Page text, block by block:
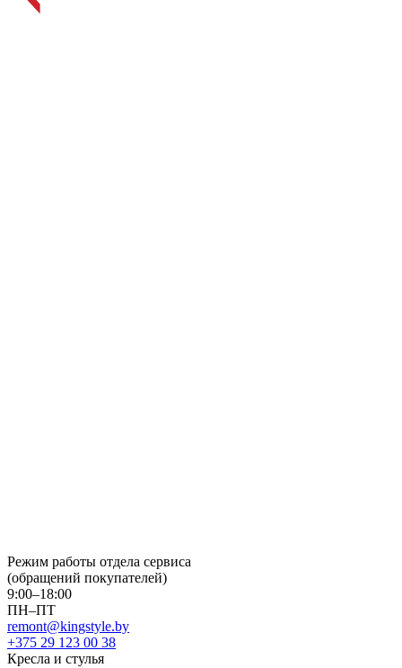
Режим работы отдела сервиса
(обращений покупателей)
9:00–18:00
ПН–ПТ
remont@kingstyle.by
+375 29 123 00 38
Кресла и стулья